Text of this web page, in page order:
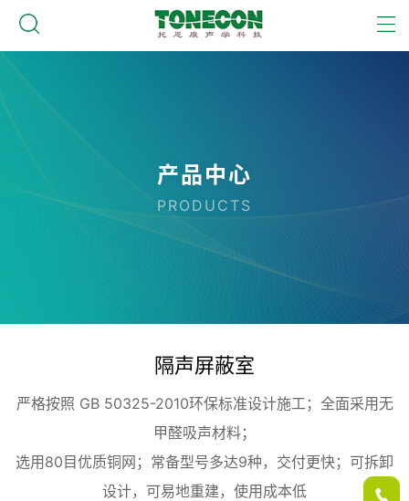
产品中心
PRODUCTS
隔声屏蔽室
严格按照 GB 50325-2010环保标准设计施工；全面采用无
甲醛吸声材料；
选用80目优质铜网；常备型号多达9种，交付更快；可拆卸
设计，可易地重建，使用成本低